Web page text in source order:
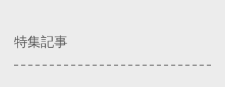
特集記事